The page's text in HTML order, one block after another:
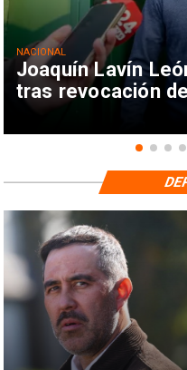
Joaquín Lavín
tras revocación
NACIONAL